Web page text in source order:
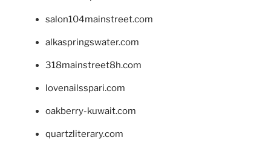
salon104mainstreet.com
alkaspringswater.com
318mainstreet8h.com
lovenailsspari.com
oakberry-kuwait.com
quartzliterary.com